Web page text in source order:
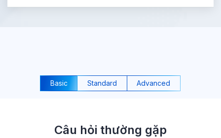
Basic Standard Advanced
Câu hỏi thường gặp